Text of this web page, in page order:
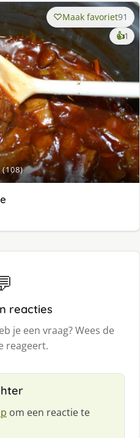
(108)
Maak favoriet91
👍1
reacties
je een vraag? Wees de
reageert.
om een reactie te